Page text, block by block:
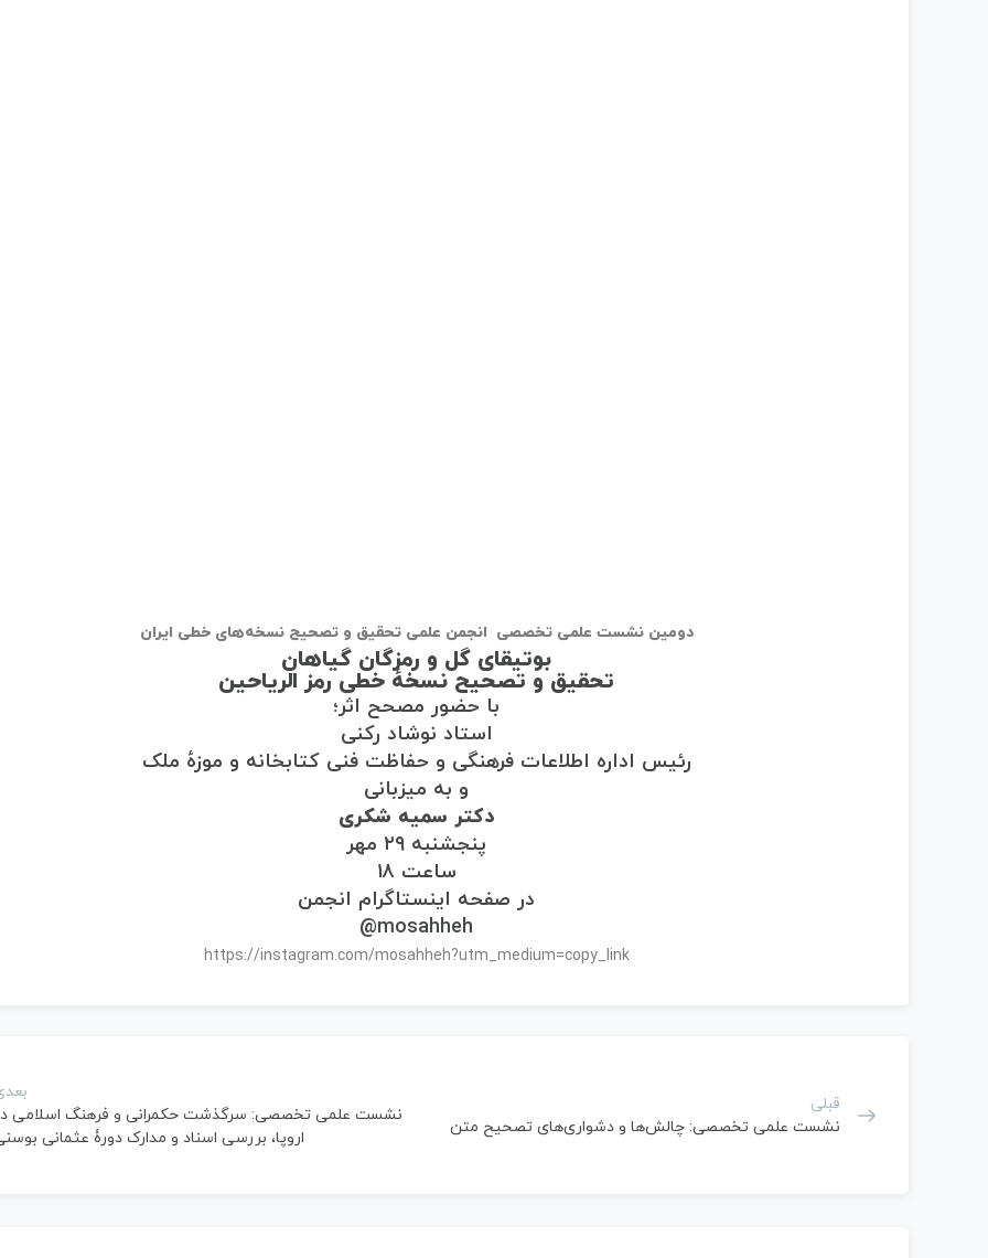
دومین نشست علمی تخصصی انجمن علمی تحقیق و تصحیح نسخه‌های خطی ایران
بوتیقای گل و رمزگان گیاهان
تحقیق و تصحیح نسخهٔ خطی رمز الریاحین
با حضور مصحح اثر؛
استاد نوشاد رکنی
رئیس اداره اطلاعات فرهنگی و حفاظت فنی کتابخانه و موزهٔ ملک
و به میزبانی
دکتر سمیه شکری
پنجشنبه ۲۹ مهر
ساعت ۱۸
در صفحه اینستاگرام انجمن
mosahheh@
https://instagram.com/mosahheh?utm_medium=copy_link
قبلی
نشست علمی تخصصی: چالش‌ها و دشواری‌های تصحیح متن
نشست علمی تخصصی: سرگذشت حکمرانی و فرهنگ اسلامی
اروپا، بررسی‌ اسناد و مدارک دورۀ عثمانی